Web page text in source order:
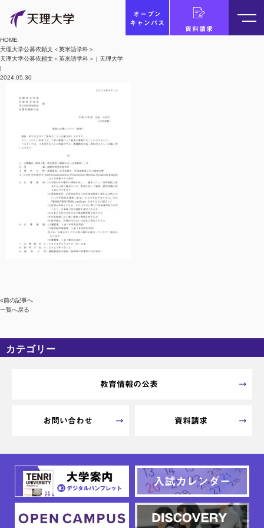
オープン
キャンパス
資料請求
HOME
天理大学公募依頼文＜英米語学科＞
天理大学公募依頼文＜英米語学科＞ | 天理大学
|
2024.05.30
«前の記事へ
一覧へ戻る
カテゴリー
教育情報の公表
お問い合わせ 資料請求